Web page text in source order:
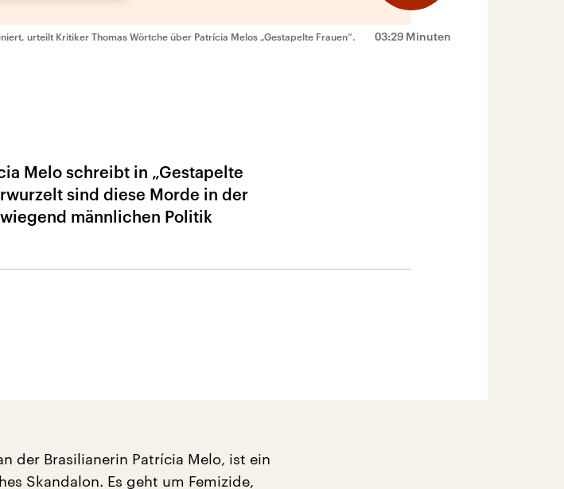
03:29 Minuten
urteilt Kritiker Thomas Wörtche über Patrícia Melos „Gestapelte Frauen“.
Melo schreibt in „Gestapelte
sind diese Morde in der
männlichen Politik
der Brasilianerin Patrícia Melo, ist ein
Skandalon. Es geht um Femizide,